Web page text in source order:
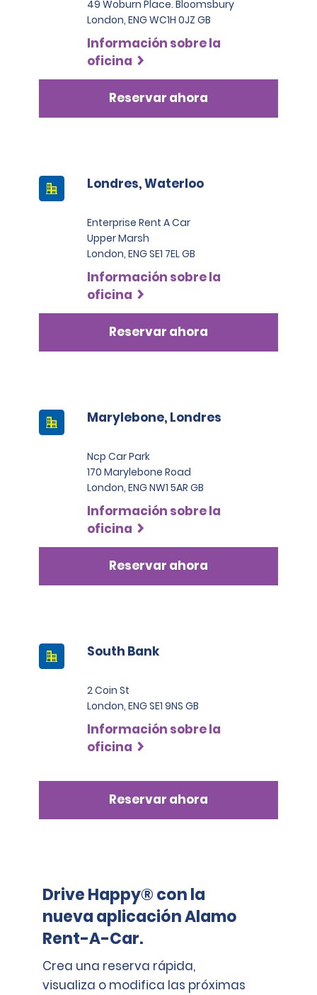
49 Woburn Place. Bloomsbury
London, ENG WC1H 0JZ GB
Información sobre la
oficina
Reservar ahora
Londres, Waterloo
Enterprise Rent A Car
Upper Marsh
London, ENG SE1 7EL GB
Información sobre la
oficina
Reservar ahora
Marylebone, Londres
Ncp Car Park
170 Marylebone Road
London, ENG NW1 5AR GB
Información sobre la
oficina
Reservar ahora
South Bank
2 Coin St
London, ENG SE1 9NS GB
Información sobre la
oficina
Reservar ahora
Drive Happy® con la
nueva aplicación Alamo
Rent-A-Car.
Crea una reserva rápida,
visualiza o modifica las próximas